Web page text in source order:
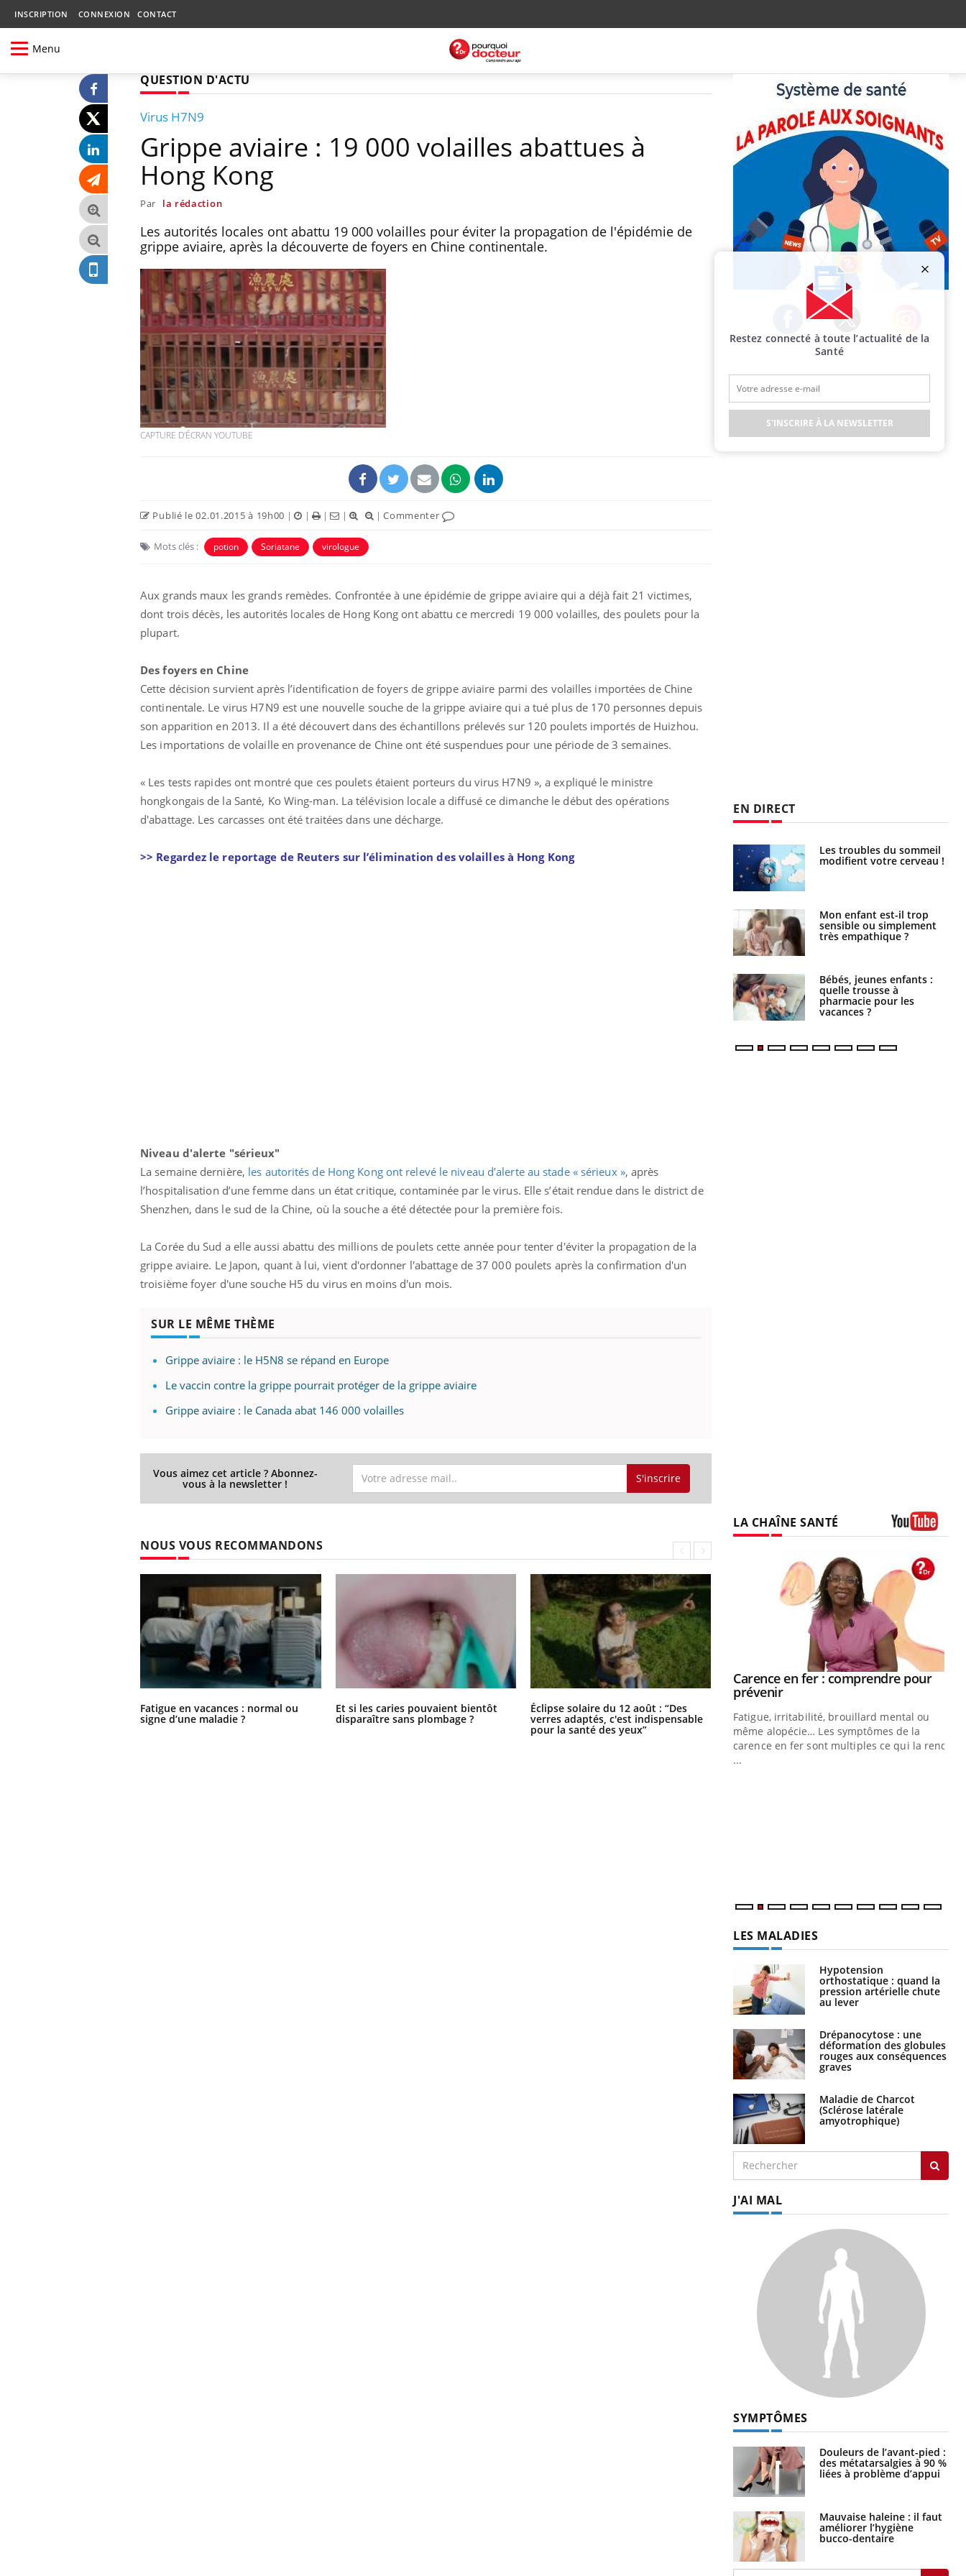
INSCRIPTION CONNEXION CONTACT
Menu
QUESTION D'ACTU
Virus H7N9
Grippe aviaire : 19 000 volailles abattues à
Hong Kong
Par la rédaction
Les autorités locales ont abattu 19 000 volailles pour éviter la propagation de l'épidémie de
grippe aviaire, après la découverte de foyers en Chine continentale.
CAPTURE D'ÉCRAN YOUTUBE
Publié le 02.01.2015 à 19h00 | | | | |Commenter
Mots clés : potion Soriatane virologue
Aux grands maux les grands remèdes. Confrontée à une épidémie de grippe aviaire qui a déjà fait 21 victimes,
dont trois décès, les autorités locales de Hong Kong ont abattu ce mercredi 19 000 volailles, des poulets pour la
plupart.
Des foyers en Chine
Cette décision survient après l’identification de foyers de grippe aviaire parmi des volailles importées de Chine
continentale. Le virus H7N9 est une nouvelle souche de la grippe aviaire qui a tué plus de 170 personnes depuis
son apparition en 2013. Il a été découvert dans des échantillons prélevés sur 120 poulets importés de Huizhou.
Les importations de volaille en provenance de Chine ont été suspendues pour une période de 3 semaines.
« Les tests rapides ont montré que ces poulets étaient porteurs du virus H7N9 », a expliqué le ministre
hongkongais de la Santé, Ko Wing-man. La télévision locale a diffusé ce dimanche le début des opérations
d'abattage. Les carcasses ont été traitées dans une décharge.
>> Regardez le reportage de Reuters sur l’élimination des volailles à Hong Kong
Niveau d'alerte "sérieux"
La semaine dernière, les autorités de Hong Kong ont relevé le niveau d’alerte au stade « sérieux », après
l’hospitalisation d’une femme dans un état critique, contaminée par le virus. Elle s’était rendue dans le district de
Shenzhen, dans le sud de la Chine, où la souche a été détectée pour la première fois.
La Corée du Sud a elle aussi abattu des millions de poulets cette année pour tenter d'éviter la propagation de la
grippe aviaire. Le Japon, quant à lui, vient d'ordonner l'abattage de 37 000 poulets après la confirmation d'un
troisième foyer d'une souche H5 du virus en moins d'un mois.
SUR LE MÊME THÈME
Grippe aviaire : le H5N8 se répand en Europe
Le vaccin contre la grippe pourrait protéger de la grippe aviaire
Grippe aviaire : le Canada abat 146 000 volailles
Vous aimez cet article ? Abonnez-
vous à la newsletter ! S'inscrire
NOUS VOUS RECOMMANDONS
Fatigue en vacances : normal ou
signe d’une maladie ?
Et si les caries pouvaient bientôt
disparaître sans plombage ?
Éclipse solaire du 12 août : “Des
verres adaptés, c'est indispensable
pour la santé des yeux”
votre cerveau !
Facebook Twitter Instagram
EN DIRECT
Fatigue en vacances :
normal ou signe d’une
Les troubles du sommeil
modifient votre cerveau !
Mon enfant est-il trop
sensible ou simplement
très empathique ?
Bébés, jeunes enfants :
quelle trousse à
pharmacie pour les
vacances ?
Syndrome métabolique :
quels sont les meilleurs
Comment éviter une otite
pendant les vacances ?
Hantavirus : un cas
détecté chez un touriste
en France
LA CHAÎNE SANTÉ
Youtube
Eczéma Chronique des Mains :
expliquer ma maladieYoutube
Il y a des sujets qui sont faciles à aborder...
Youtube
Carence en fer : comprendre pour
prévenirYoutube
Fatigue, irritabilité, brouillard mental ou
même alopécie… Les symptômes de la
carence en fer sont multiples ce qui la rend
...
LES MALADIES
Hypotension
orthostatique : quand la
pression artérielle chute
au lever
Drépanocytose : une
déformation des globules
rouges aux conséquences
graves
Maladie de Charcot
(Sclérose latérale
amyotrophique)
J'AI MAL
SYMPTÔMES
Douleurs de l’avant-pied :
des métatarsalgies à 90 %
liées à problème d’appui
Mauvaise haleine : il faut
améliorer l’hygiène
bucco-dentaire
Restez connecté à toute l’actualité de la
Santé
S'INSCRIRE À LA NEWSLETTER